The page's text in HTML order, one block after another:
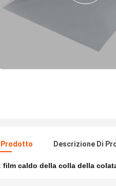
Prodotto Descrizione Di
film caldo della colla della